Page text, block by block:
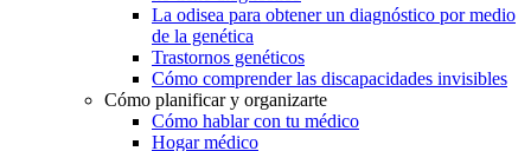
La odisea para obtener un diagnóstico por medio
de la genética
Trastornos genéticos
Cómo comprender las discapacidades invisibles
Cómo planificar y organizarte
Cómo hablar con tu médico
Hogar médico